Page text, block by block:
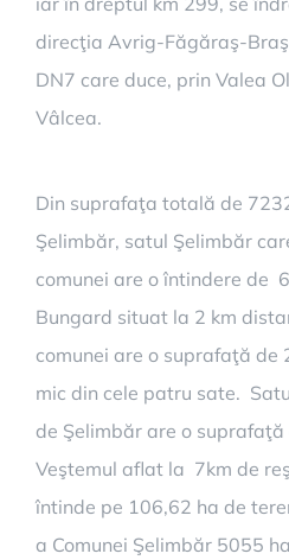
direcţia Avrig-Făgăraş-
DN7 care duce, prin Valea
Vâlcea.
Din suprafaţa totală de
Şelimbăr, satul Şelimbăr
comunei are o întindere de
Bungard situat la 2 km
comunei are o suprafaţă de
mic din cele patru sate.
de Şelimbăr are o
Veştemul aflat la 7km de
întinde pe 106,62 ha de
a Comunei Şelimbăr 5055